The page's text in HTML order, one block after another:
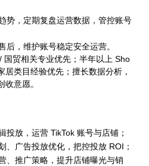
势，定期复盘运营数据，管控账号
后，维护账号稳定安全运营。
国贸相关专业优先；半年以上 Sho
类目经验优先；擅长数据分析，
意愿。
投放，运营 TikTok 账号与店铺；
、广告投放优化，把控投放 ROI；
、推广策略，提升店铺曝光与销